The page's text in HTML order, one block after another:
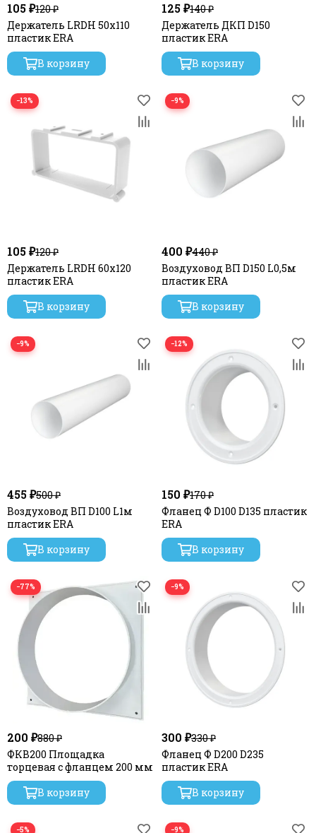
105 ₽120 ₽
Держатель LRDH 50х110
пластик ERA
В корзину
125 ₽140 ₽
Держатель ДКП D150
пластик ERA
В корзину
−13%
105 ₽120 ₽
Держатель LRDH 60х120
пластик ERA
В корзину
−9%
400 ₽440 ₽
Воздуховод ВП D150 L0,5м
пластик ERA
В корзину
−9%
455 ₽500 ₽
Воздуховод ВП D100 L1м
пластик ERA
В корзину
−12%
150 ₽170 ₽
Фланец Ф D100 D135 пластик
ERA
В корзину
−77%
200 ₽880 ₽
ФКВ200 Площадка
торцевая с фланцем 200 мм
В корзину
−9%
300 ₽330 ₽
Фланец Ф D200 D235
пластик ERA
В корзину
−5% −9%